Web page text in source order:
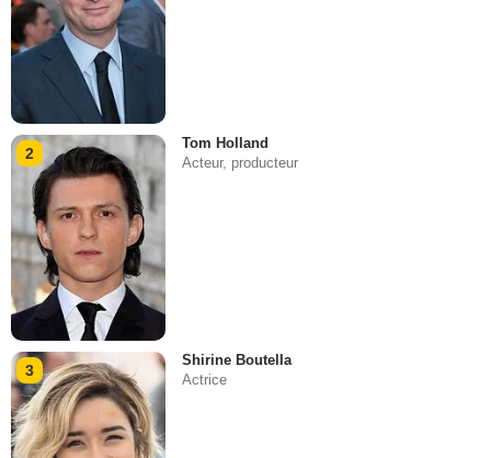
2
Tom Holland
Acteur, producteur
3
Shirine Boutella
Actrice